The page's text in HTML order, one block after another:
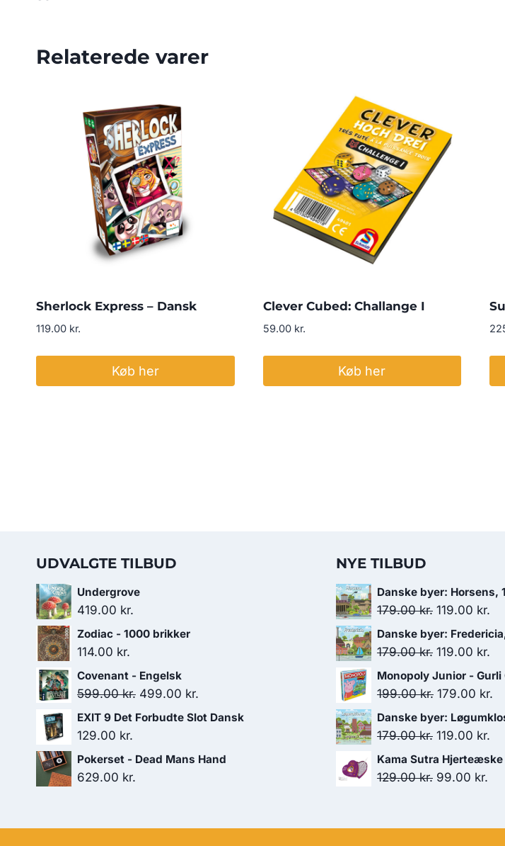
Relaterede varer
Sherlock Express – Dansk
119.00 kr.
Køb her
Clever Cubed: Challange I
59.00 kr.
Køb her
UDVALGTE TILBUD
Undergrove
419.00 kr.
Zodiac - 1000 brikker
114.00 kr.
Covenant - Engelsk
599.00kr. Den
oprindelige
499.00 kr.
aktuelle
EXIT 9 Det Forbudte Slot Dansk
129.00 kr.
Pokerset - Dead Mans Hand
629.00 kr.
NYE TILBUD
Danske byer: Horsens,
179.00kr. Den
oprindelige
pris
179.00 kr..
119.00 kr.
Danske byer:
179.00kr. Den
oprindelige
pris
179.00 kr..
119.00 kr.
pris
Monopoly Junior - Gurli
199.00kr. Den
oprindelige
pris
199.00 kr..
179.00 kr.
Danske byer:
179.00kr. Den
oprindelige
pris
119.00 kr.
Kama Sutra Hjerteæske
129.00kr. Den
99.00 kr.